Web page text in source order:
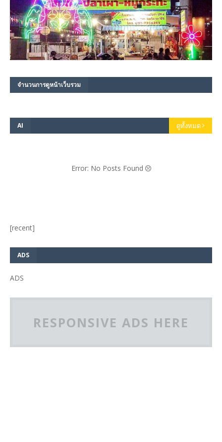
จำนวนการดูหน้าเว็บรวม
AI ดูทั้งหมด
Error: No Posts Found
[recent]
ADS
ADS
RESPONSIVE ADS HERE